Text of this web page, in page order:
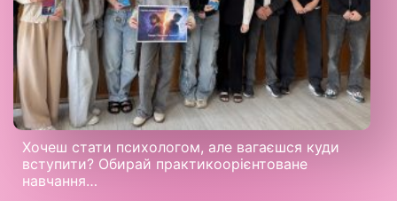
Хочеш стати психологом, але вагаєшся куди
вступити? Обирай практикоорієнтоване
навчання…